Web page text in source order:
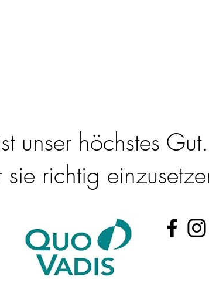
unser höchstes Gut.
richtig